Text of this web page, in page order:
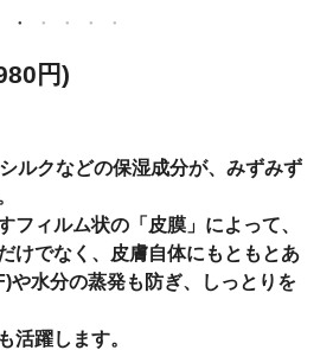
円)
ルクなどの保湿成分が、みずみず
フィルム状の「皮膜」によって、
けでなく、皮膚自体にもともとあ
や水分の蒸発も防ぎ、しっとりを
活躍します。